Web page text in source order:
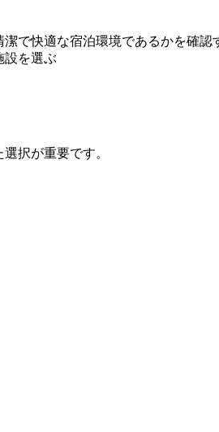
で快適な宿泊環境であるかを確認
設を選ぶ
択が重要です。